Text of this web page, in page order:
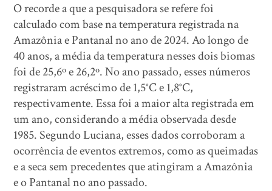
O recorde a que a pesquisadora se refere foi
calculado com base na temperatura registrada na
Amazônia e Pantanal no ano de 2024. Ao longo de
40 anos, a média da temperatura nesses dois biomas
foi de 25,6º e 26,2º. No ano passado, esses números
registraram acréscimo de 1,5°C e 1,8°C,
respectivamente. Essa foi a maior alta registrada em
um ano, considerando a média observada desde
1985. Segundo Luciana, esses dados corroboram a
ocorrência de eventos extremos, como as queimadas
e a seca sem precedentes que atingiram a Amazônia
e o Pantanal no ano passado.